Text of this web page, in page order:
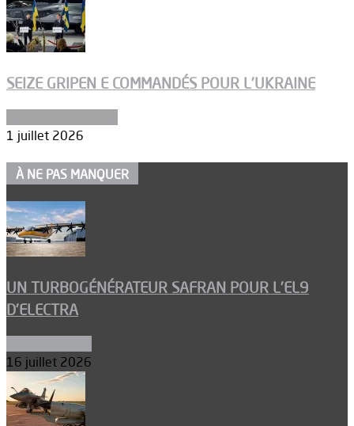
SEIZE GRIPEN E COMMANDÉS POUR L’UKRAINE
1 juillet 2026
À NE PAS MANQUER
UN TURBOGÉNÉRATEUR SAFRAN POUR L’EL9
D’ELECTRA
16 juillet 2026